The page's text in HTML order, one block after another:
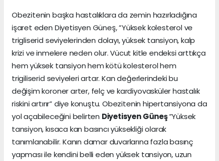
Obezitenin başka hastalıklara da zemin hazırladığına
işaret eden Diyetisyen Güneş, ”Yüksek kolesterol ve
trigliserid seviyelerinden dolayı, yüksek tansiyon, kalp
krizi ve inmelere neden olur. Vücut kitle endeksi arttıkça
hem yüksek tansiyon hem kötü kolesterol hem
trigiliserid seviyeleri artar. Kan değerlerindeki bu
değişim koroner arter, felç ve kardiyovasküler hastalık
riskini artırır” diye konuştu. Obezitenin hipertansiyona da
yol açabileceğini belirten Diyetisyen Güneş”Yüksek
tansiyon, kısaca kan basıncı yüksekliği olarak
tanımlanabilir. Kanın damar duvarlarına fazla basınç
yapması ile kendini belli eden yüksek tansiyon, uzun